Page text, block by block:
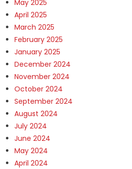
May 2025
April 2025
March 2025
February 2025
January 2025
December 2024
November 2024
October 2024
September 2024
August 2024
July 2024
June 2024
May 2024
April 2024